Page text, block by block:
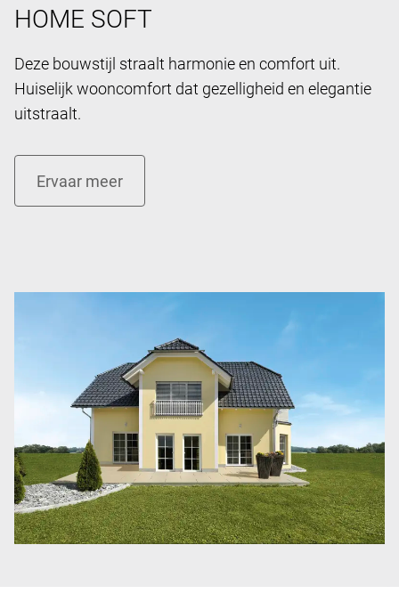
HOME SOFT
Deze bouwstijl straalt harmonie en comfort uit.
Huiselijk wooncomfort dat gezelligheid en elegantie
uitstraalt.